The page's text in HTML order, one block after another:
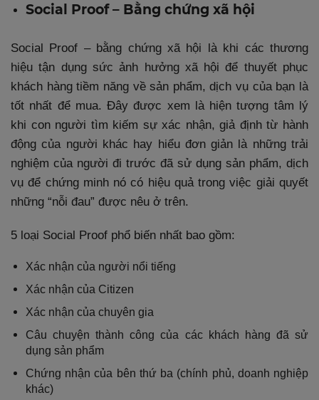
Social Proof – Bằng chứng xã hội
Social Proof – bằng chứng xã hội là khi các thương
hiệu tận dụng sức ảnh hưởng xã hội để thuyết phục
khách hàng tiềm năng về sản phẩm, dịch vụ của bạn là
tốt nhất để mua. Đây được xem là hiện tượng tâm lý
khi con người tìm kiếm sự xác nhận, giả định từ hành
động của người khác hay hiểu đơn giản là những trải
nghiệm của người đi trước đã sử dụng sản phẩm, dịch
vụ để chứng minh nó có hiệu quả trong việc giải quyết
những “nỗi đau” được nêu ở trên.
5 loại Social Proof phổ biến nhất bao gồm:
Xác nhận của người nổi tiếng
Xác nhận của Citizen
Xác nhận của chuyên gia
Câu chuyện thành công của các khách hàng đã sử
dụng sản phẩm
Chứng nhận của bên thứ ba (chính phủ, doanh nghiệp
khác)